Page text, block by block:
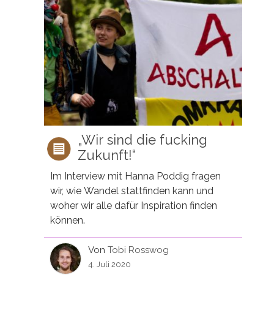
„Wir sind die fucking
Zukunft!“
Im Interview mit Hanna Poddig fragen
wir, wie Wandel stattfinden kann und
woher wir alle dafür Inspiration finden
können.
VonTobi Rosswog
4. Juli 2020